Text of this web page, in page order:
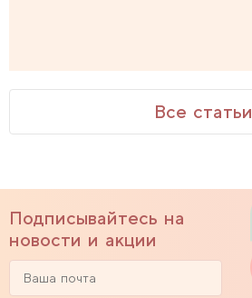
Все статьи
Подписывайтесь на
новости и акции